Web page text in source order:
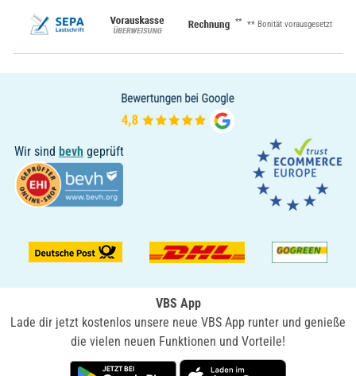
** ** Bonität vorausgesetzt
Wir sind bevh geprüft
VBS App
Lade dir jetzt kostenlos unsere neue VBS App runter und genieße
die vielen neuen Funktionen und Vorteile!